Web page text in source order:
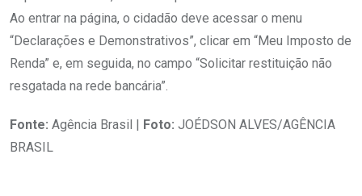
Ao entrar na página, o cidadão deve acessar o menu
“Declarações e Demonstrativos”, clicar em “Meu Imposto de
Renda” e, em seguida, no campo “Solicitar restituição não
resgatada na rede bancária”.
Fonte: Agência Brasil | Foto: JOÉDSON ALVES/AGÊNCIA
BRASIL